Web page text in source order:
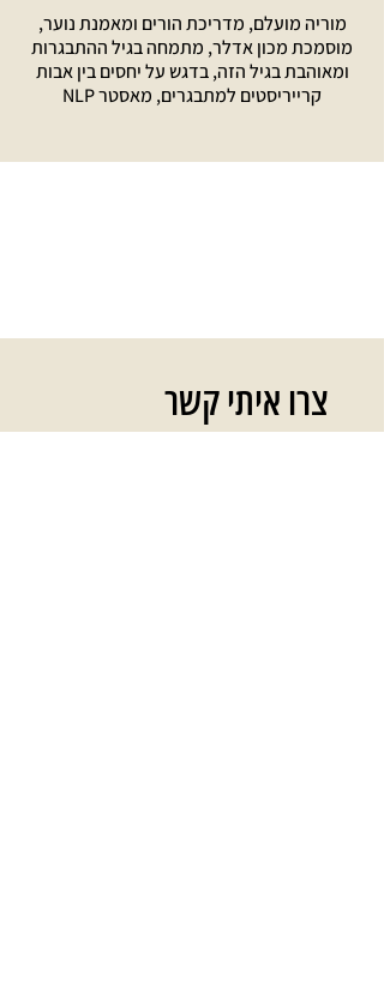
מוריה מועלם, מדריכת הורים ומאמנת נוער,
מוסמכת מכון אדלר, מתמחה בגיל ההתבגרות
ומאוהבת בגיל הזה, בדגש על יחסים בין אבות
קרייריסטים למתבגרים, מאסטר NLP
צרו איתי קשר